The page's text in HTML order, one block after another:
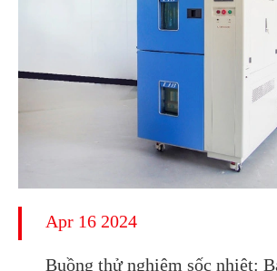
Apr 16 2024
Buồng thử nghiệm sốc nhiệt: